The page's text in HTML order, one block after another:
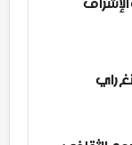
راي